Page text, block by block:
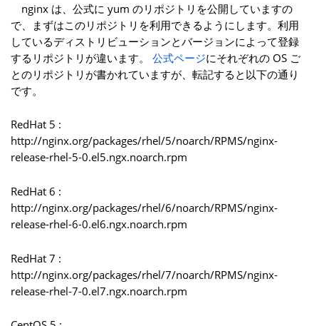
nginx は、公式に yum のリポジトリを公開していますの
で、まずはこのリポジトリを利用できるようにします。利用
しているディストリビューションとバージョンによって登録
するリポジトリが違います。 公式ページにそれぞれの OS ご
とのリポジトリが書かれていますが、転記すると以下の通り
です。
RedHat 5 :
http://nginx.org/packages/rhel/5/noarch/RPMS/nginx-
release-rhel-5-0.el5.ngx.noarch.rpm
RedHat 6 :
http://nginx.org/packages/rhel/6/noarch/RPMS/nginx-
release-rhel-6-0.el6.ngx.noarch.rpm
RedHat 7 :
http://nginx.org/packages/rhel/7/noarch/RPMS/nginx-
release-rhel-7-0.el7.ngx.noarch.rpm